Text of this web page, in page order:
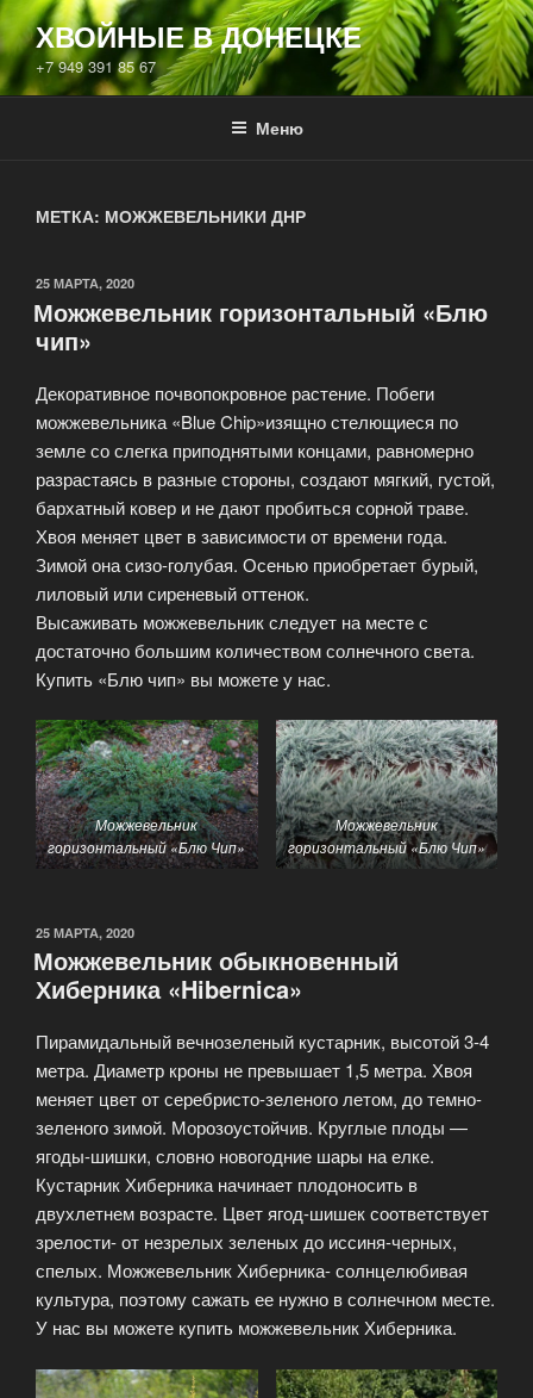
Перейти
к
содержимому
ХВОЙНЫЕ В ДОНЕЦКЕ
+7 949 391 85 67
Меню
МЕТКА: МОЖЖЕВЕЛЬНИКИ ДНР
ОПУБЛИКОВАНО
25 МАРТА, 2020
Можжевельник горизонтальный «Блю
чип»
Декоративное почвопокровное растение. Побеги
можжевельника «Blue Chip»изящно стелющиеся по
земле со слегка приподнятыми концами, равномерно
разрастаясь в разные стороны, создают мягкий, густой,
бархатный ковер и не дают пробиться сорной траве.
Хвоя меняет цвет в зависимости от времени года.
Зимой она сизо-голубая. Осенью приобретает бурый,
лиловый или сиреневый оттенок.
Высаживать можжевельник следует на месте с
достаточно большим количеством солнечного света.
Купить «Блю чип» вы можете у нас.
Можжевельник
горизонтальный «Блю Чип»
Можжевельник
горизонтальный «Блю Чип»
ОПУБЛИКОВАНО
25 МАРТА, 2020
Можжевельник обыкновенный
Хиберника «Hibernica»
Пирамидальный вечнозеленый кустарник, высотой 3-4
метра. Диаметр кроны не превышает 1,5 метра. Хвоя
меняет цвет от серебристо-зеленого летом, до темно-
зеленого зимой. Морозоустойчив. Круглые плоды —
ягоды-шишки, словно новогодние шары на елке.
Кустарник Хиберника начинает плодоносить в
двухлетнем возрасте. Цвет ягод-шишек соответствует
зрелости- от незрелых зеленых до иссиня-черных,
спелых. Можжевельник Хиберника- солнцелюбивая
культура, поэтому сажать ее нужно в солнечном месте.
У нас вы можете купить можжевельник Хиберника.